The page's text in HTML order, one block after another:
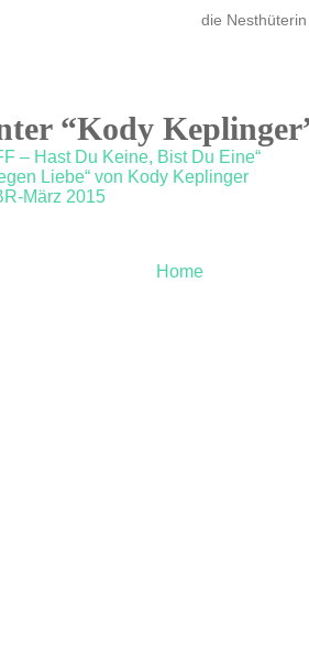
die Nesthüterin
“Kody
– Hast Du Keine, Bist Du Eine“
Liebe“ von Kody Keplinger
März 2015
Home